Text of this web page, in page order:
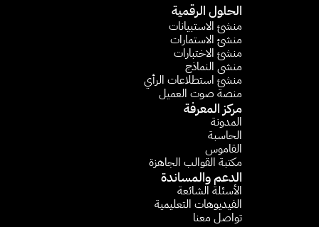
الدعم والمساندة
الأسئلة الشائعة​
الفيديوهات التعليمية
تواصل معنا
مركز المعرفة
المدونة
الحاسبة
القاموس
مكتبة القوالب الجاهزة
الحلول الرقمية
منشئ الاستبيانات​
منشئ الاستمارات​
منشئ الاختبارات
منشى النماذج
منشئ استطلاعات الرأي​
منصة صوت العميل